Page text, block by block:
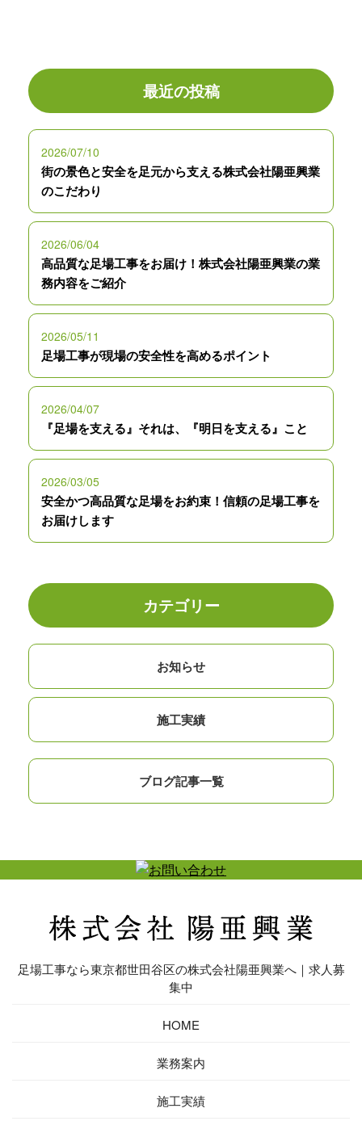
最近の投稿
2026/07/10
街の景色と安全を足元から支える株式会社陽亜興業
のこだわり
2026/06/04
高品質な足場工事をお届け！株式会社陽亜興業の業
務内容をご紹介
2026/05/11
足場工事が現場の安全性を高めるポイント
2026/04/07
『足場を支える』それは、『明日を支える』こと
2026/03/05
安全かつ高品質な足場をお約束！信頼の足場工事を
お届けします
カテゴリー
お知らせ
施工実績
ブログ記事一覧
足場工事なら東京都世田谷区の株式会社陽亜興業へ｜求人募
集中
HOME
業務案内
施工実績